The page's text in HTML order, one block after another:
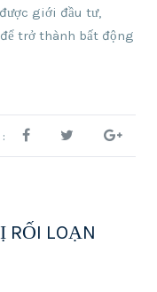
giới đầu tư,
trở thành bất động
RỐI LOẠN